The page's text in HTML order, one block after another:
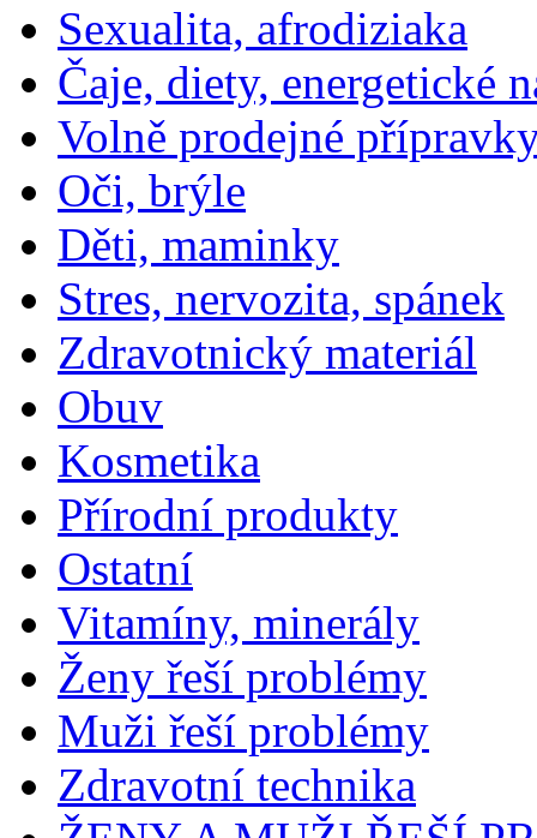
Sexualita, afrodiziaka
Čaje, diety, energetické
Volně prodejné
Oči, brýle
Děti, maminky
Stres, nervozita, spánek
Zdravotnický materiál
Obuv
Kosmetika
Přírodní produkty
Ostatní
Vitamíny, minerály
Ženy řeší problémy
Muži řeší problémy
Zdravotní technika